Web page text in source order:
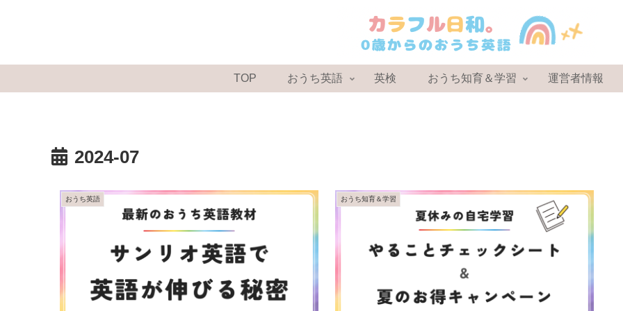
TOP おうち英語 英検 おうち知育＆学習 運営者情報
2024-07
おうち英語 おうち知育＆学習